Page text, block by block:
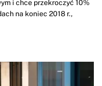
i chce przekroczyć 10%
na koniec 2018 r.,